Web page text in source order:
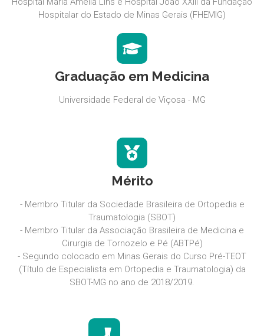
Graduação em Medicina
Universidade Federal de Viçosa - MG
Hospitalar do Estado de Minas Gerais (FHEMIG)
Mérito
- Membro Titular da Sociedade Brasileira de Ortopedia e
Traumatologia (SBOT)
- Membro Titular da Associação Brasileira de Medicina e
Cirurgia de Tornozelo e Pé (ABTPé)
- Segundo colocado em Minas Gerais do Curso Pré-TEOT
(Título de Especialista em Ortopedia e Traumatologia) da
SBOT-MG no ano de 2018/2019.